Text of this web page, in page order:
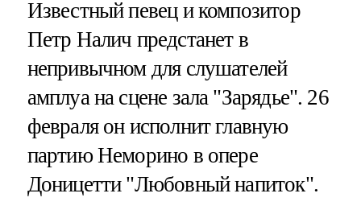
Известный певец и композитор
Петр Налич предстанет в
непривычном для слушателей
амплуа на сцене зала "Зарядье". 26
февраля он исполнит главную
партию Неморино в опере
Доницетти "Любовный напиток".